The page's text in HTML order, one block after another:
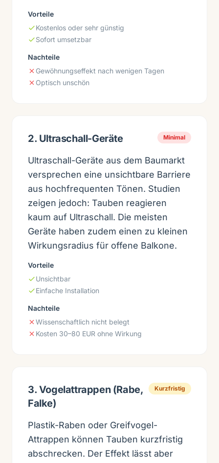
Vorteile
Kostenlos oder sehr günstig
Sofort umsetzbar
Nachteile
Gewöhnungseffekt nach wenigen Tagen
Optisch unschön
2. Ultraschall-Geräte Minimal
Ultraschall-Geräte aus dem Baumarkt
versprechen eine unsichtbare Barriere
aus hochfrequenten Tönen. Studien
zeigen jedoch: Tauben reagieren
kaum auf Ultraschall. Die meisten
Geräte haben zudem einen zu kleinen
Wirkungsradius für offene Balkone.
Vorteile
Unsichtbar
Einfache Installation
Nachteile
Wissenschaftlich nicht belegt
Kosten 30–80 EUR ohne Wirkung
3. Vogelattrappen (Rabe,
Falke)
Kurzfristig
Plastik-Raben oder Greifvogel-
Attrappen können Tauben kurzfristig
abschrecken. Der Effekt lässt aber